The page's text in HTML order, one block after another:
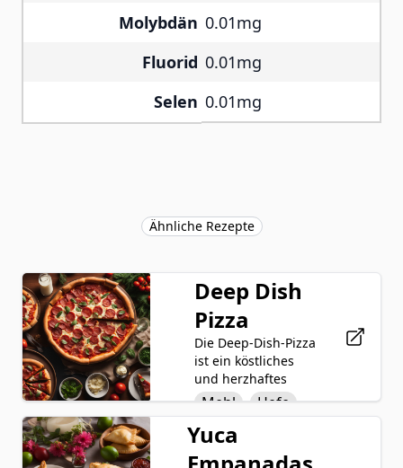
Molybdän 0.01mg
Fluorid 0.01mg
Selen 0.01mg
Ähnliche Rezepte
Deep Dish
Pizza
Die Deep-Dish-Pizza
ist ein köstliches
und herzhaftes
Gericht, das durch
seinen dicken,
Teigkruste und die
Mehl
Hefe
Wasser
Olivenöl
Yuca